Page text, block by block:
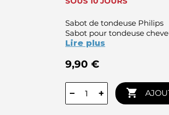
Sabot de tondeuse Philips
Sabot pour tondeuse
Lire plus
9,90 €
− + 